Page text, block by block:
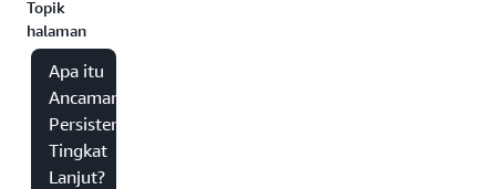
Topik
halaman
Apa itu
Ancaman
Persisten
Tingkat
Lanjut?